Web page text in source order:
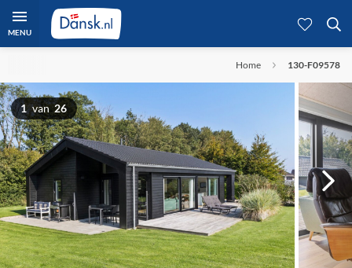
MENU
Home 130-F09578
1 van 26